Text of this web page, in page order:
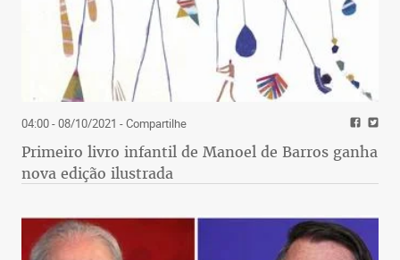
04:00 - 08/10/2021 - Compartilhe
Primeiro livro infantil de Manoel de Barros ganha
nova edição ilustrada